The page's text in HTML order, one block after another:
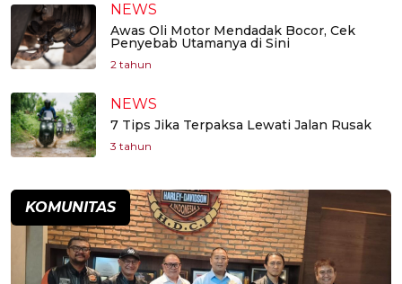
NEWS
Awas Oli Motor Mendadak Bocor, Cek
Penyebab Utamanya di Sini
2 tahun
NEWS
7 Tips Jika Terpaksa Lewati Jalan Rusak
3 tahun
KOMUNITAS